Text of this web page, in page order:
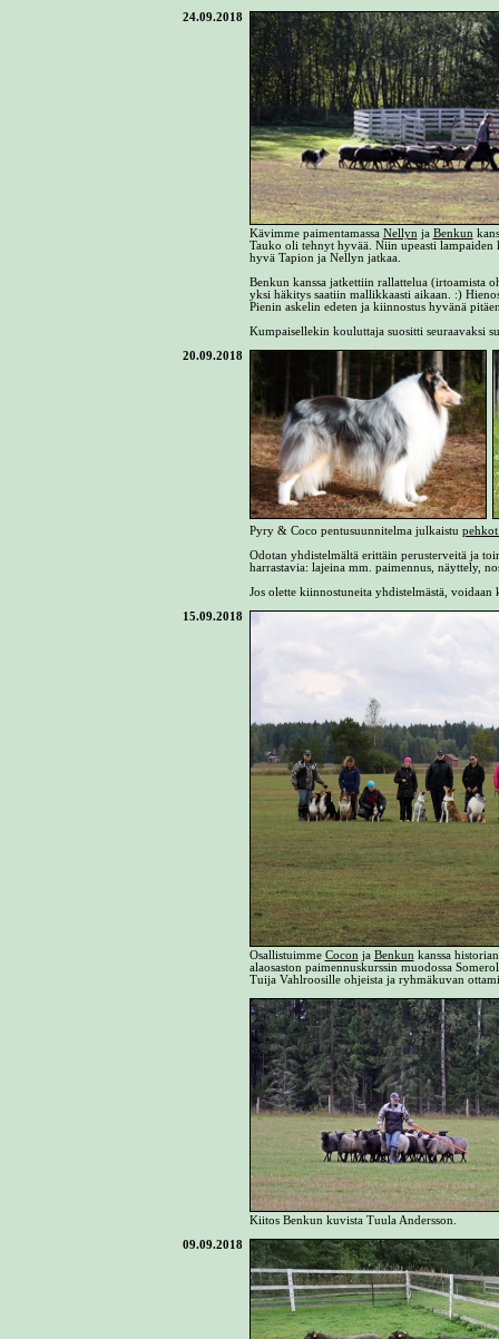
24.09.2018
Kävimme paimentamassa Nellyn ja Benkun
Tauko oli tehnyt hyvää. Niin upeasti lampaiden
hyvä Tapion ja Nellyn jatkaa.
Benkun kanssa jatkettiin rallattelua (irtoamista
yksi häkitys saatiin mallikkaasti aikaan. :)
Pienin askelin edeten ja kiinnostus hyvänä
Kumpaisellekin kouluttaja suositti seuraavaksi
20.09.2018
Pyry & Coco pentusuunnitelma julkaistu
Odotan yhdistelmältä erittäin perusterveitä ja
harrastavia: lajeina mm. paimennus, näyttely,
Jos olette kiinnostuneita yhdistelmästä, voidaan
15.09.2018
Osallistuimme Cocon ja Benkun kanssa
alaosaston paimennuskurssin muodossa
Tuija Vahlroosille ohjeista ja ryhmäkuvan
Kiitos Benkun kuvista Tuula Andersson.
09.09.2018